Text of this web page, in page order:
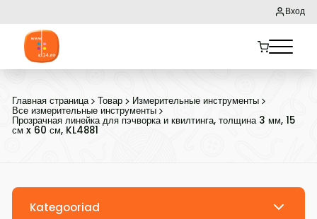
Вход
Главная страница Товар Измерительные инструменты
Все измерительные инструменты
Прозрачная линейка для пэчворка и квилтинга, толщина 3 мм, 15
см x 60 см, KL4881
Kategooriad